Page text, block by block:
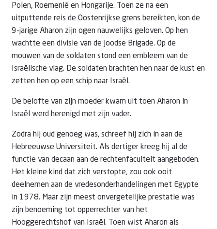
Polen, Roemenië en Hongarije. Toen ze na een
uitputtende reis de Oostenrijkse grens bereikten, kon de
9-jarige Aharon zijn ogen nauwelijks geloven. Op hen
wachtte een divisie van de Joodse Brigade. Op de
mouwen van de soldaten stond een embleem van de
Israëlische vlag. De soldaten brachten hen naar de kust en
zetten hen op een schip naar Israël .
De belofte van zijn moeder kwam uit toen Aharon in
Israël
werd herenigd met zijn vader.
Zodra hij oud genoeg was, schreef hij zich in aan de
Hebreeuwse Universiteit. Als dertiger kreeg hij al de
functie van decaan aan de rechtenfaculteit aangeboden.
Het kleine kind dat zich verstopte, zou ook ooit
deelnemen aan de vredesonderhandelingen met Egypte
in 1978. Maar zijn meest onvergetelijke prestatie was
zijn benoeming tot opperrechter van het
Hooggerechtshof van
Israël . Toen wist Aharon als